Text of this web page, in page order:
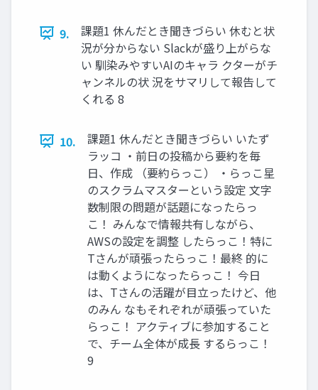
9.
課題1 休んだとき聞きづらい 休むと状
況が分からない Slackが盛り上がらな
い 馴染みやすいAIのキャラ クターがチ
ャンネルの状 況をサマリして報告して
くれる 8
10.
課題1 休んだとき聞きづらい いたず
ラッコ ・前日の投稿から要約を毎
日、作成 （要約らっこ） ・らっこ星
のスクラムマスターという設定 文字
数制限の問題が話題になったらっ
こ！ みんなで情報共有しながら、
AWSの設定を調整 したらっこ！特に
Tさんが頑張ったらっこ！最終 的に
は動くようになったらっこ！ 今日
は、Tさんの活躍が目立ったけど、他
のみん なもそれぞれが頑張っていた
らっこ！ アクティブに参加すること
で、チーム全体が成長 するらっこ！
9